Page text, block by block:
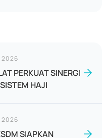
2026
PERKUAT SINERGI
HAJI
2026
SIAPKAN